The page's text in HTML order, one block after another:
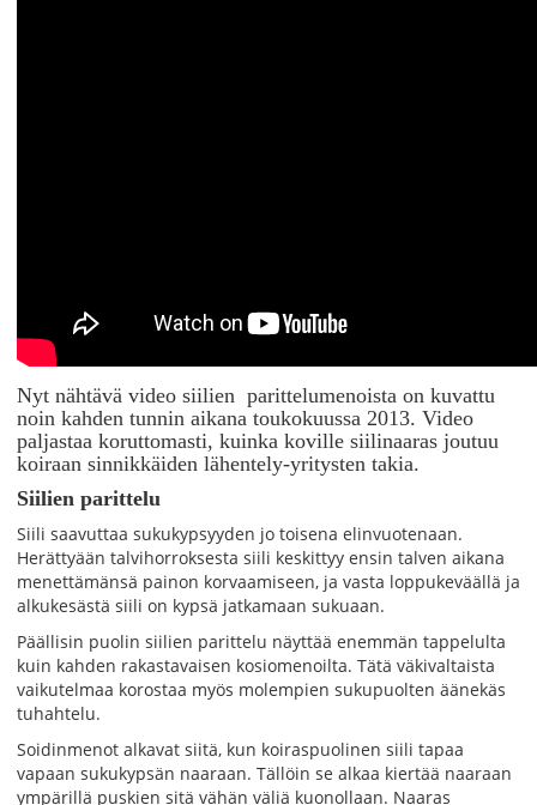
Nyt nähtävä video siilien parittelumenoista on kuvattu
noin kahden tunnin aikana toukokuussa 2013. Video
paljastaa koruttomasti, kuinka koville siilinaaras joutuu
koiraan sinnikkäiden lähentely-yritysten takia.
Siilien parittelu
Siili saavuttaa sukukypsyyden jo toisena elinvuotenaan.
Herättyään talvihorroksesta siili keskittyy ensin talven aikana
menettämänsä painon korvaamiseen, ja vasta loppukeväällä ja
alkukesästä siili on kypsä jatkamaan sukuaan.
Päällisin puolin siilien parittelu näyttää enemmän tappelulta
kuin kahden rakastavaisen kosiomenoilta. Tätä väkivaltaista
vaikutelmaa korostaa myös molempien sukupuolten äänekäs
tuhahtelu.
Soidinmenot alkavat siitä, kun koiraspuolinen siili tapaa
vapaan sukukypsän naaraan. Tällöin se alkaa kiertää naaraan
ympärillä puskien sitä vähän väliä kuonollaan. Naaras